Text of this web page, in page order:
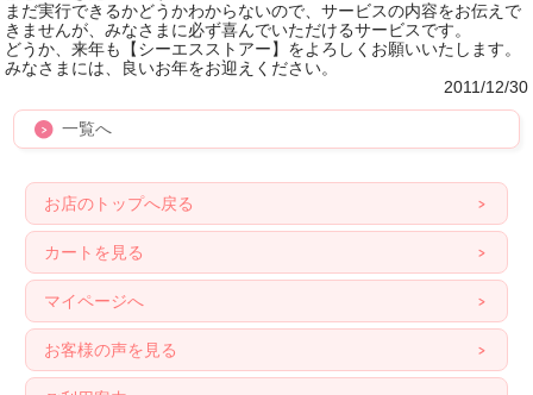
まだ実行できるかどうかわからないので、サービスの内容をお伝えで
きませんが、みなさまに必ず喜んでいただけるサービスです。
どうか、来年も【シーエスストアー】をよろしくお願いいたします。
みなさまには、良いお年をお迎えください。
2011/12/30
一覧へ
お店のトップへ戻る
カートを見る
マイページへ
お客様の声を見る